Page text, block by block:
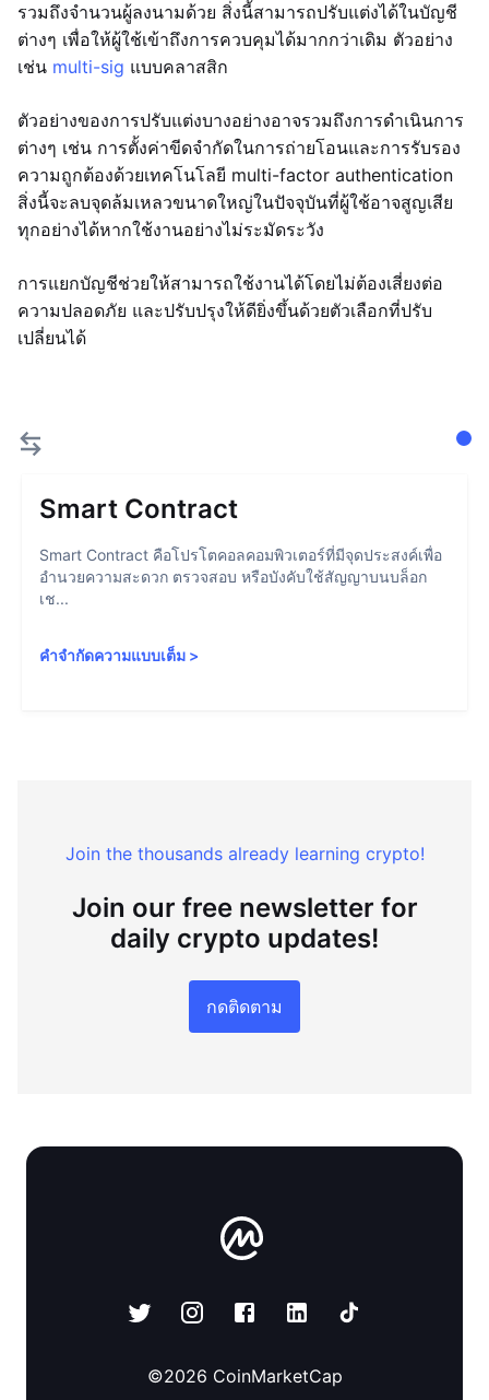
รวมถึงจำนวนผู้ลงนามด้วย สิ่งนี้สามารถปรับแต่งได้ในบัญชี
ต่างๆ เพื่อให้ผู้ใช้เข้าถึงการควบคุมได้มากกว่าเดิม ตัวอย่าง
เช่น multi-sig แบบคลาสสิก
ตัวอย่างของการปรับแต่งบางอย่างอาจรวมถึงการดำเนินการ
ต่างๆ เช่น การตั้งค่าขีดจำกัดในการถ่ายโอนและการรับรอง
ความถูกต้องด้วยเทคโนโลยี multi-factor authentication
สิ่งนี้จะลบจุดล้มเหลวขนาดใหญ่ในปัจจุบันที่ผู้ใช้อาจสูญเสีย
ทุกอย่างได้หากใช้งานอย่างไม่ระมัดระวัง
การแยกบัญชีช่วยให้สามารถใช้งานได้โดยไม่ต้องเสี่ยงต่อ
ความปลอดภัย และปรับปรุงให้ดียิ่งขึ้นด้วยตัวเลือกที่ปรับ
เปลี่ยนได้
Smart Contract
Smart Contract คือโปรโตคอลคอมพิวเตอร์ที่มีจุดประสงค์เพื่อ
อำนวยความสะดวก ตรวจสอบ หรือบังคับใช้สัญญาบนบล็อก
เช...
คำจำกัดความแบบเต็ม >
Join the thousands already learning crypto!
Join our free newsletter for
daily crypto updates!
กดติดตาม
©2026 CoinMarketCap